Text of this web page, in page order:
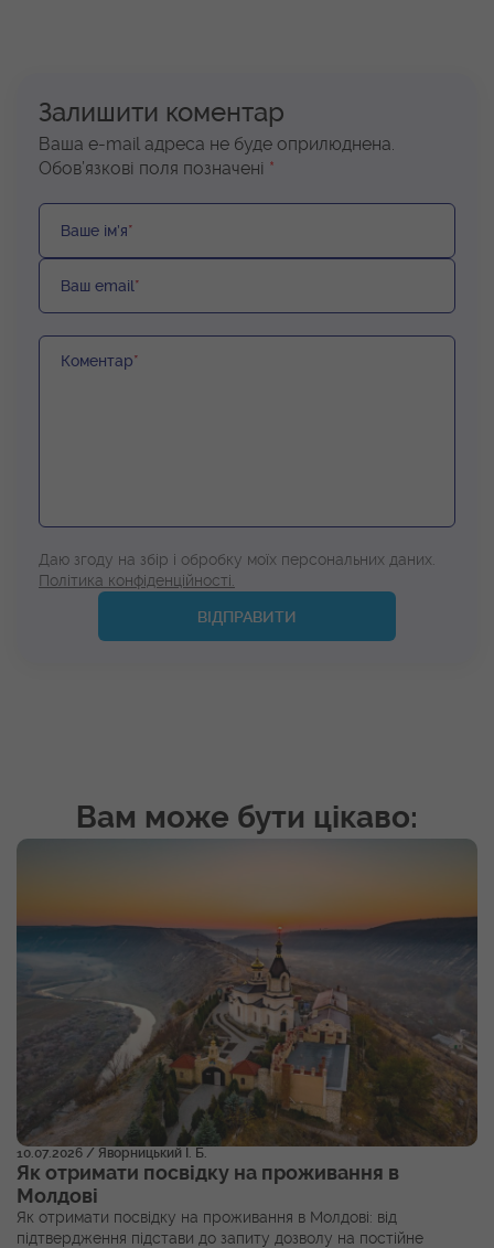
Залишити коментар
Ваша e-mail адреса не буде оприлюднена.
Обов’язкові поля позначені *
Ваше ім’я*
Ваш email*
Коментар*
Даю згоду на збір і обробку моїх персональних даних.
Політика конфіденційності.
ВІДПРАВИТИ
Вам може бути цікаво:
10.07.2026 / Яворницький І. Б.
Як отримати посвідку на проживання в
Молдові
Як отримати посвідку на проживання в Молдові: від
підтвердження підстави до запиту дозволу на постійне